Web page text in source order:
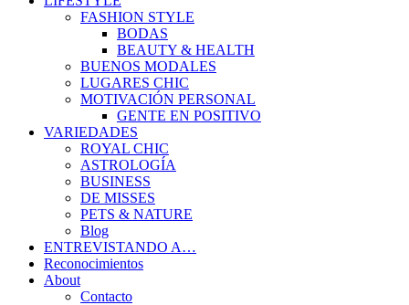
FASHION STYLE
BODAS
BEAUTY & HEALTH
BUENOS MODALES
LUGARES CHIC
MOTIVACIÓN PERSONAL
GENTE EN POSITIVO
VARIEDADES
ROYAL CHIC
ASTROLOGÍA
BUSINESS
DE MISSES
PETS & NATURE
Blog
ENTREVISTANDO A…
Reconocimientos
About
Contacto